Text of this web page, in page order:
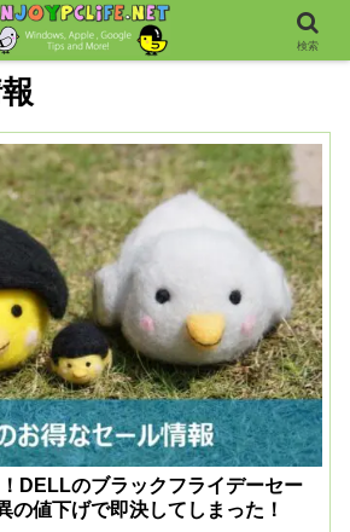
DELLのブラックフライデーセー
の値下げで即決してしまった！
検索